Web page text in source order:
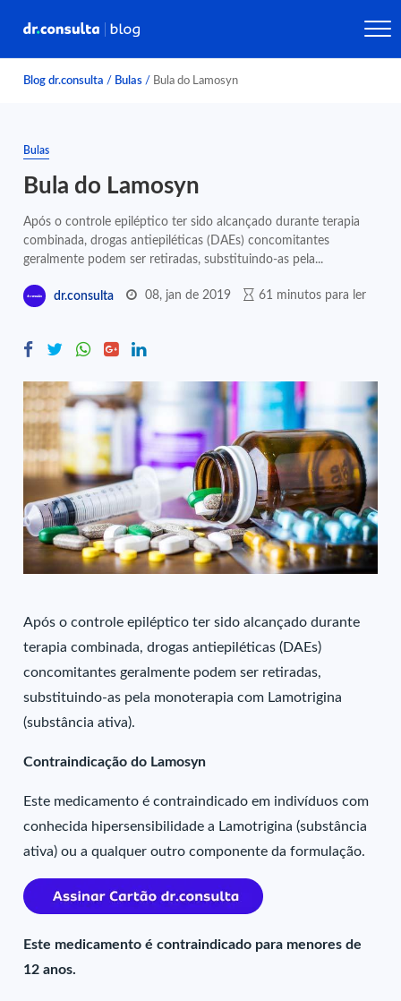
Blog dr.consulta / Bulas / Bula do Lamosyn
Bulas
Bula do Lamosyn
Após o controle epiléptico ter sido alcançado durante terapia
combinada, drogas antiepiléticas (DAEs) concomitantes
geralmente podem ser retiradas, substituindo-as pela...
dr.consulta 08, jan de 2019 61 minutos para ler
Após o controle epiléptico ter sido alcançado durante
terapia combinada, drogas antiepiléticas (DAEs)
concomitantes geralmente podem ser retiradas,
substituindo-as pela monoterapia com Lamotrigina
(substância ativa).
Contraindicação do Lamosyn
Este medicamento é contraindicado em indivíduos com
conhecida hipersensibilidade a Lamotrigina (substância
ativa) ou a qualquer outro componente da formulação.
Este medicamento é contraindicado para menores de
12 anos.